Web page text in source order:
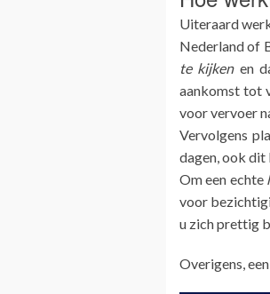
Uiteraard
Nederland of
te kijkenen
aankomst tot
voor vervoer
Vervolgens
dagen, ook dit
Om een echte
voor
u zich prettig
Overigens,